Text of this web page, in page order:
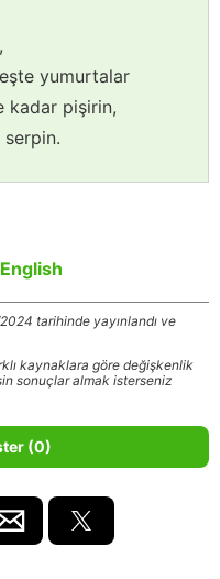
yumurtalar
kadar pişirin,
tarihinde yayınlandı ve
kaynaklara göre değişkenlik
sonuçlar almak isterseniz
(0)